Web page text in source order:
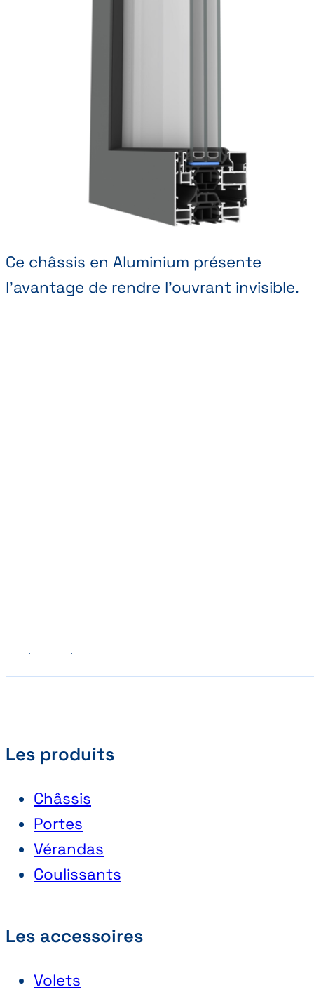
Ce châssis en Aluminium présente
l'avantage de rendre l'ouvrant invisible.
Les produits
Châssis
Portes
Vérandas
Coulissants
Les accessoires
Volets